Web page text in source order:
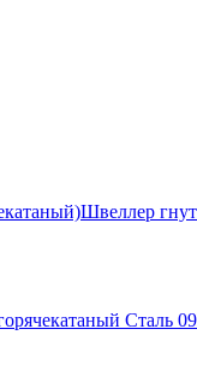
Швеллер
Сталь